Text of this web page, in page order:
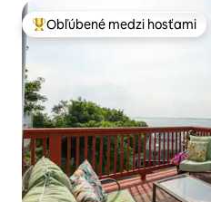
Najobľúbenejšie medzi hosťami
Obľúbené medzi hosťami